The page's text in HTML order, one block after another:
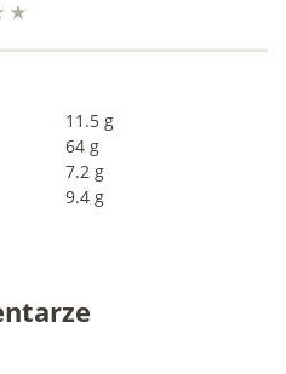
11.5 g
64 g
7.2 g
9.4 g